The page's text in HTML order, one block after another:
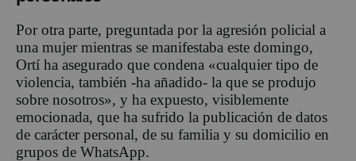
Por otra parte, preguntada por la agresión policial a
una mujer mientras se manifestaba este domingo,
Ortí ha asegurado que condena «cualquier tipo de
violencia, también -ha añadido- la que se produjo
sobre nosotros», y ha expuesto, visiblemente
emocionada, que ha sufrido la publicación de datos
de carácter personal, de su familia y su domicilio en
grupos de WhatsApp.